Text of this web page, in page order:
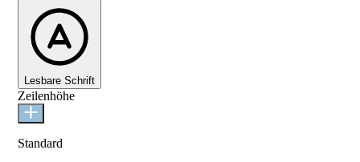
Lesbare Schrift
Zeilenhöhe
Standard